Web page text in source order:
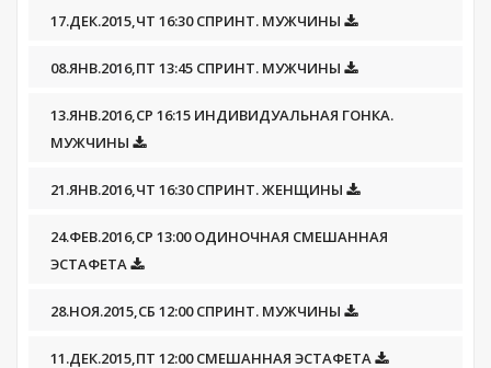
17.ДЕК.2015,ЧТ 16:30 СПРИНТ. МУЖЧИНЫ
08.ЯНВ.2016,ПТ 13:45 СПРИНТ. МУЖЧИНЫ
13.ЯНВ.2016,СР 16:15 ИНДИВИДУАЛЬНАЯ ГОНКА.
МУЖЧИНЫ
21.ЯНВ.2016,ЧТ 16:30 СПРИНТ. ЖЕНЩИНЫ
24.ФЕВ.2016,СР 13:00 ОДИНОЧНАЯ СМЕШАННАЯ
ЭСТАФЕТА
28.НОЯ.2015,СБ 12:00 СПРИНТ. МУЖЧИНЫ
11.ДЕК.2015,ПТ 12:00 СМЕШАННАЯ ЭСТАФЕТА